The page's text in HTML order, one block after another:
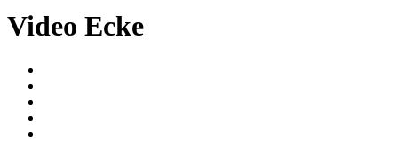
Video Ecke